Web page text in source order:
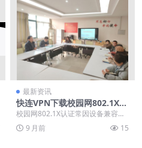
最新资讯
快连VPN下载校园网802.1X认
证
校园网802.1X认证常因设备兼容性
差和配置复杂导致连接问题，影响
学习和工作效率...
9 月前 15